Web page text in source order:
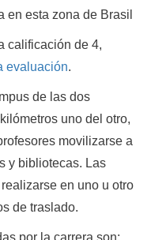
en esta zona de Brasil
calificación de 4,
evaluación.
de las dos
uno del otro,
movilizarse a
y bibliotecas. Las
en uno u otro
de traslado.
por la carrera son: